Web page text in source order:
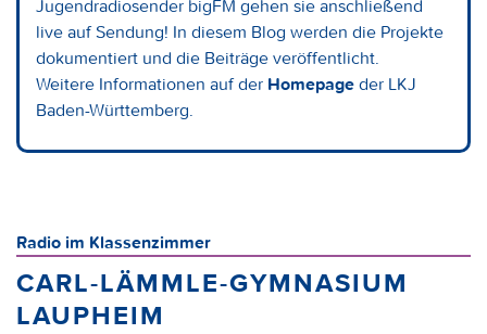
Jugendradiosender bigFM gehen sie anschließend
live auf Sendung! In diesem Blog werden die Projekte
dokumentiert und die Beiträge veröffentlicht.
Weitere Informationen auf der Homepage der LKJ
Baden-Württemberg.
Radio im Klassenzimmer
CARL-LÄMMLE-GYMNASIUM
LAUPHEIM